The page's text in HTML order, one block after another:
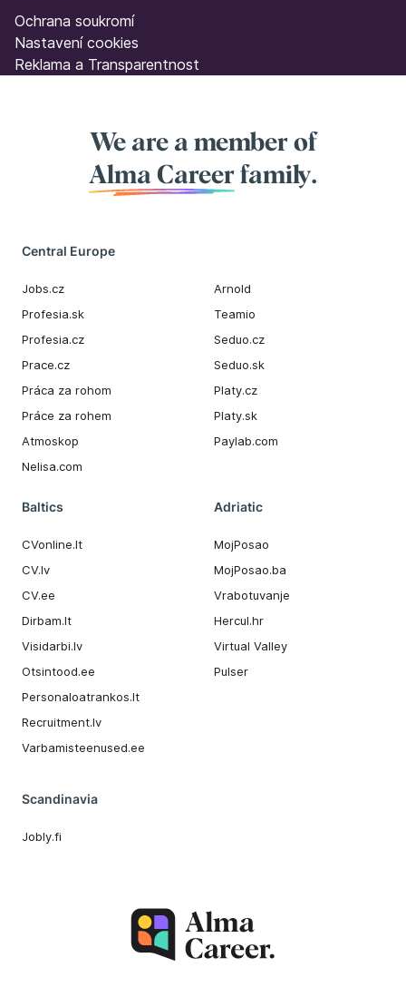
Ochrana soukromí
Nastavení cookies
Reklama a Transparentnost
We are a member of
Alma Career family.
Central Europe
Jobs.cz
Profesia.sk
Profesia.cz
Prace.cz
Práca za rohom
Práce za rohem
Atmoskop
Nelisa.com
Arnold
Teamio
Seduo.cz
Seduo.sk
Platy.cz
Platy.sk
Paylab.com
Baltics
CVonline.lt
CV.lv
CV.ee
Dirbam.It
Visidarbi.lv
Otsintood.ee
Personaloatrankos.lt
Recruitment.lv
Varbamisteenused.ee
Adriatic
MojPosao
MojPosao.ba
Vrabotuvanje
Hercul.hr
Virtual Valley
Pulser
Scandinavia
Jobly.fi